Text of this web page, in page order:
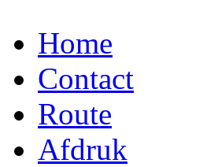
Home
Contact
Route
Afdruk